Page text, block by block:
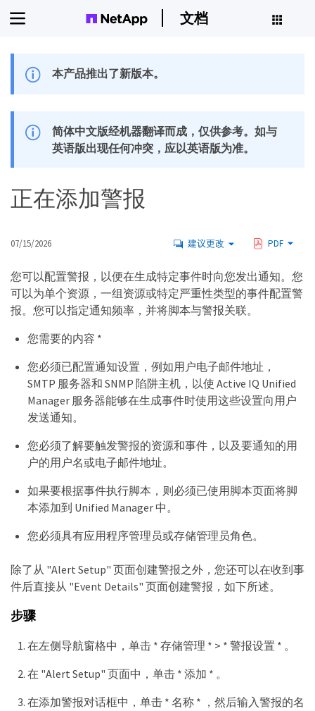
文档
本产品推出了新版本。
简体中文版经机器翻译而成，仅供参考。如与
英语版出现任何冲突，应以英语版为准。
正在添加警报
07/15/2026 建议更改 PDF
您可以配置警报，以便在生成特定事件时向您发出通知。您
可以为单个资源，一组资源或特定严重性类型的事件配置警
报。您可以指定通知频率，并将脚本与警报关联。
您需要的内容 *
您必须已配置通知设置，例如用户电子邮件地址，
SMTP 服务器和 SNMP 陷阱主机，以使 Active IQ Unified
Manager 服务器能够在生成事件时使用这些设置向用户
发送通知。
您必须了解要触发警报的资源和事件，以及要通知的用
户的用户名或电子邮件地址。
如果要根据事件执行脚本，则必须已使用脚本页面将脚
本添加到 Unified Manager 中。
您必须具有应用程序管理员或存储管理员角色。
除了从 "Alert Setup" 页面创建警报之外，您还可以在收到事
件后直接从 "Event Details" 页面创建警报，如下所述。
步骤
在左侧导航窗格中，单击 * 存储管理 * > * 警报设置 * 。
在 "Alert Setup" 页面中，单击 * 添加 * 。
在添加警报对话框中，单击 * 名称 * ，然后输入警报的名